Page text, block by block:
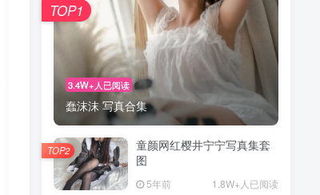
3.4W+人已阅读
蠢沫沫 写真合集
TOP1
童颜网红樱井宁宁写真集套
图
5年前 1.8W+人已阅读
TOP2